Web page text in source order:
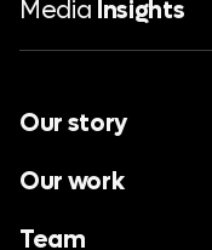
Media Insights
Our story
Our work
Team